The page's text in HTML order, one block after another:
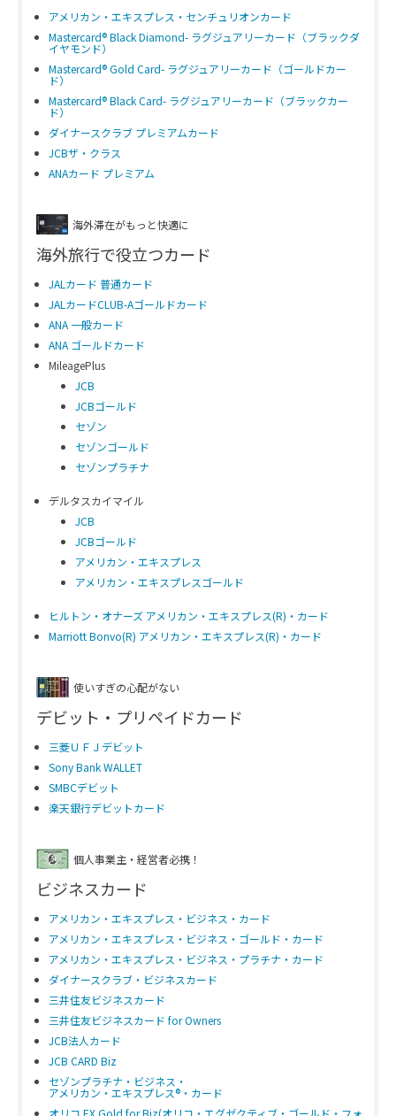
アメリカン・エキスプレス・センチュリオンカード
Mastercard® Black Diamond- ラグジュアリーカード（ブラックダ
イヤモンド）
Mastercard® Gold Card- ラグジュアリーカード（ゴールドカー
ド）
Mastercard® Black Card- ラグジュアリーカード（ブラックカー
ド）
ダイナースクラブ プレミアムカード
JCBザ・クラス
ANAカード プレミアム
海外滞在がもっと快適に
海外旅行で役立つカード
JALカード 普通カード
JALカードCLUB-Aゴールドカード
ANA 一般カード
ANA ゴールドカード
MileagePlus
JCB
JCBゴールド
セゾン
セゾンゴールド
セゾンプラチナ
デルタスカイマイル
JCB
JCBゴールド
アメリカン・エキスプレス
アメリカン・エキスプレスゴールド
ヒルトン・オナーズ アメリカン・エキスプレス(R)・カード
Marriott Bonvo(R) アメリカン・エキスプレス(R)・カード
使いすぎの心配がない
デビット・プリペイドカード
三菱ＵＦＪデビット
Sony Bank WALLET
SMBCデビット
楽天銀行デビットカード
個人事業主・経営者必携！
ビジネスカード
アメリカン・エキスプレス・ビジネス・カード
アメリカン・エキスプレス・ビジネス・ゴールド・カード
アメリカン・エキスプレス・ビジネス・プラチナ・カード
ダイナースクラブ・ビジネスカード
三井住友ビジネスカード
三井住友ビジネスカード for Owners
JCB法人カード
JCB CARD Biz
セゾンプラチナ・ビジネス・
アメリカン・エキスプレス®・カード